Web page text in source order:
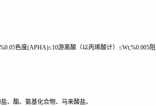
色度(APHA)≤10游离酸（以丙烯酸计）≤Wt,%0.005阻
、酯、氨基化合物、马来酸盐、